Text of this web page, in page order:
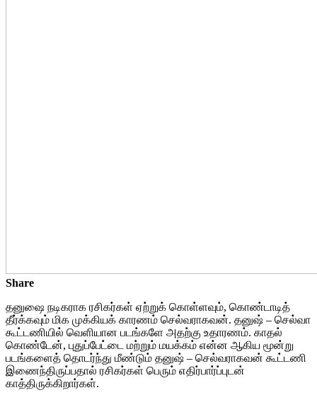
Share
தனுஷை நடிகராக ரசிகர்கள் ஏற்றுக் கொள்ளவும், கொண்டாடித்
தீர்க்கவும் மிக முக்கியக் காரணம் செல்வராகவன். தனுஷ் – செல்வா
கூட்டணியில் வெளியான படங்களே அதற்கு உதாரணம். காதல்
கொண்டேன், புதுப்பேட்டை மற்றும் மயக்கம் என்ன ஆகிய மூன்று
படங்களைத் தொடர்ந்து மீண்டும் தனுஷ் – செல்வராகவன் கூட்டணி
இணைந்திருப்பதால் ரசிகர்கள் பெரும் எதிர்பார்ப்புடன்
காத்திருக்கிறார்கள்.